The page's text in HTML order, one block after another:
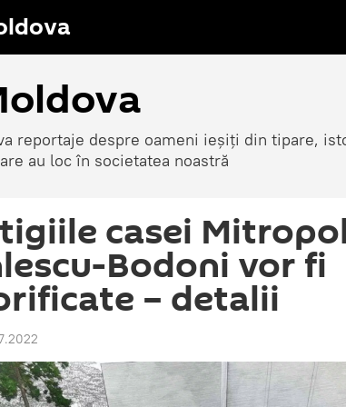
reportaje despre oameni ieșiți din tipare,
au loc în societatea noastră
casei
Bodoni vor fi
– detalii